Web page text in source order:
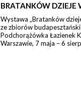
BRATANKÓW DZIEJE
Wystawa „Bratanków
ze zbiorów
Podchorążówka Łazienek
Warszawie, 7 maja – 6